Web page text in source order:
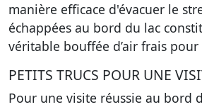
manière efficace d'évacuer le
échappées au bord du lac
véritable bouffée d’air frais pour
PETITS TRUCS POUR UNE
Pour une visite réussie au bord